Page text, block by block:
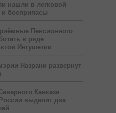
нашли в легковой
и боеприпасы
Пенсионного
в ряде
Ингушетии
Назрани развернут
Кавказа
выделит два